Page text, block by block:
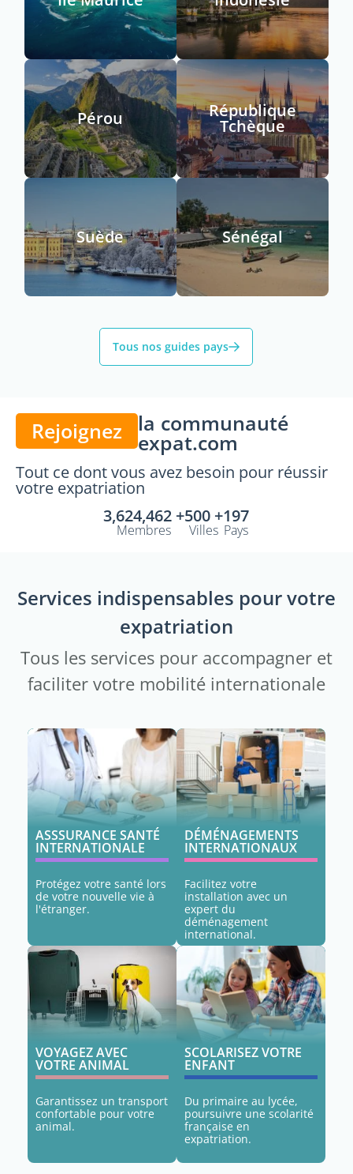
Pérou République
Tchèque
Suède Sénégal
Tous nos guides pays
Rejoignez la communauté
expat.com
Tout ce dont vous avez besoin pour réussir
votre expatriation
3,624,462 +
Membres
500 +
Villes
197
Pays
Services indispensables pour votre
expatriation
Tous les services pour accompagner et
faciliter votre mobilité internationale
ASSSURANCE SANTÉ
INTERNATIONALE
Protégez votre santé lors
de votre nouvelle vie à
l'étranger.
DÉMÉNAGEMENTS
INTERNATIONAUX
Facilitez votre
installation avec un
expert du
déménagement
international.
VOYAGEZ AVEC
VOTRE ANIMAL
Garantissez un transport
confortable pour votre
animal.
SCOLARISEZ VOTRE
ENFANT
Du primaire au lycée,
poursuivre une scolarité
française en
expatriation.